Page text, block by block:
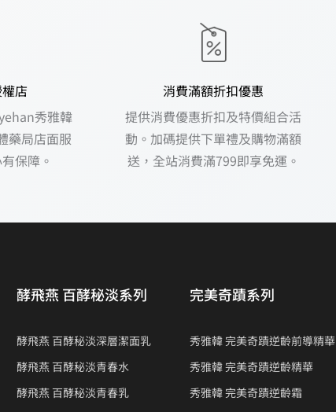
店
秀雅韓
藥局店面服
保障。
消費滿額折扣優惠
提供消費優惠折扣及特價組合活
動。加碼提供下單禮及購物滿額
送，全站消費滿799即享免運。
酵飛燕 百酵秘淡系列
酵飛燕 百酵秘淡深層潔面乳
酵飛燕 百酵秘淡青春水
酵飛燕 百酵秘淡青春乳
完美奇蹟系列
秀雅韓 完美奇蹟逆齡前導精華
秀雅韓 完美奇蹟逆齡精華
秀雅韓 完美奇蹟逆齡霜